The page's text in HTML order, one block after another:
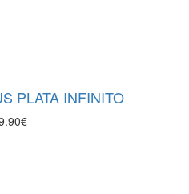
PLATA INFINITO
€